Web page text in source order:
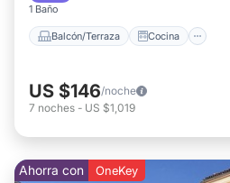
1 Baño
Balcón/Terraza Cocina
US $146/noche
7 noches - US $1,019
Ahorra con OneKey